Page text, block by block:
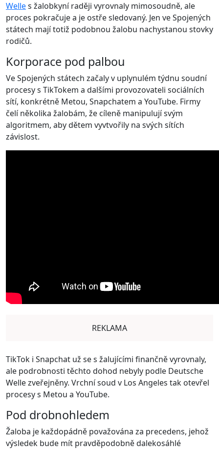
Welles žalobkyní raději vyrovnaly mimosoudně, ale
proces pokračuje a je ostře sledovaný. Jen ve Spojených
státech mají totiž podobnou žalobu nachystanou stovky
rodičů.
Korporace pod palbou
Ve Spojených státech začaly v uplynulém týdnu soudní
procesy s TikTokem a dalšími provozovateli sociálních
sítí, konkrétně Metou, Snapchatem a YouTube. Firmy
čelí několika žalobám, že cíleně manipulují svým
algoritmem, aby dětem vyvtvořily na svých sítích
závislost.
REKLAMA
TikTok i Snapchat už se s žalujícími finančně vyrovnaly,
ale podrobnosti těchto dohod nebyly podle Deutsche
Welle zveřejněny. Vrchní soud v Los Angeles tak otevřel
procesy s Metou a YouTube.
Pod drobnohledem
Žaloba je každopádně považována za precedens, jehož
výsledek bude mít pravděpodobně dalekosáhlé